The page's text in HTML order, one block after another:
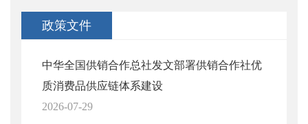
政策文件
中华全国供销合作总社发文部署供销合作社优
质消费品供应链体系建设
2026-07-29